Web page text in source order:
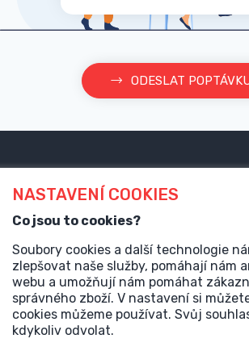
ODESLAT
Pohybujeme se ve světě e-commerce déle
prezentace,realitní weby či webové
projekty nově najdete pod nově
<jz/> od společnosti Jirsa & Záruba s.r.o.
Kontakt
NASTAVENÍ COOKIES
Co jsou to cookies?
Soubory cookies a další technologie
zlepšovat naše služby, pomáhají nám
webu a umožňují nám pomáhat
správného zboží. V nastavení si
cookies můžeme používat. Svůj
kdykoliv odvolat.